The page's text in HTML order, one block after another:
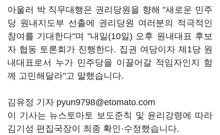
아울러 박 직무대행은 권리당원을 향해 "새로운 민주
당 원내지도부 선출에 권리당원 여러분의 적극적인
참여를 기대한다"며 "내일(10일) 오후 원내대표 후보
자 협동 토론회가 진행한다. 집권 여당이자 제1당 원
내대표로서 누가 민주당을 이끌어갈 적임자인지 함
께 고민해달라"고 말했습니다.
김유정 기자 pyun9798@etomato.com
이 기사는 뉴스토마토 보도준칙 및 윤리강령에 따라
김기성 편집국장이 최종 확인·수정했습니다.